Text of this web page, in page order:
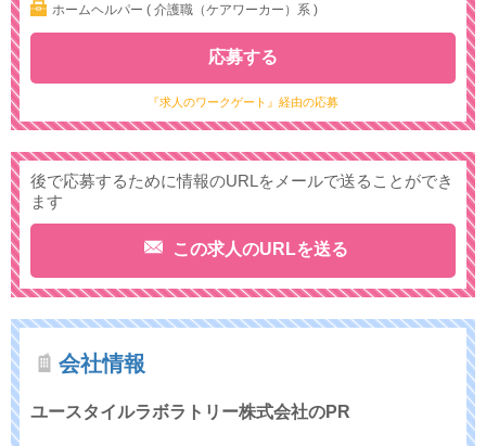
ホームヘルパー ( 介護職（ケアワーカー）系 )
『求人のワークゲート』経由の応募
応募する
後で応募するために情報のURLをメールで送ることができ
ます
この求人のURLを送る
会社情報
ユースタイルラボラトリー株式会社のPR